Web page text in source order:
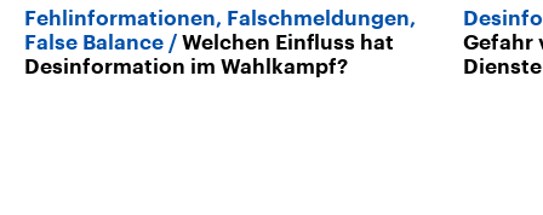
Fehlinformationen, Falschmeldungen,
False Balance
Welchen Einfluss hat
Desinformation im Wahlkampf?
Gefahr
Dienste